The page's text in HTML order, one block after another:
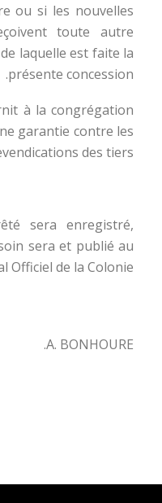
ou si les nouvelles
toute autre
laquelle est faite la
présente concession.
à la congrégation
garantie contre les
des tiers.
sera enregistré,
sera et publié au
Officiel de la Colonie.
A. BONHOURE.